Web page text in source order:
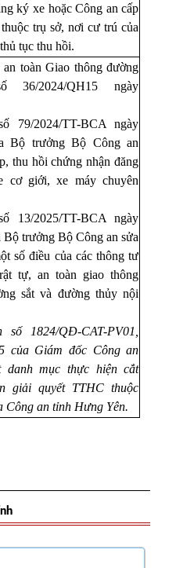
ký xe hoặc Công an cấp
trụ sở, nơi cư trú của
tục thu hồi.
toàn Giao thông đường
2024/QH15 ngày
79/2024/TT-BCA ngày
Bộ trưởng Bộ Công an
thu hồi chứng nhận đăng
cơ giới, xe máy chuyên
13/2025/TT-BCA ngày
Bộ trưởng Bộ Công an sửa
số điều của các thông tư
tự, an toàn giao thông
sắt và đường thủy nội
1824/QĐ-CAT-PV01,
của Giám đốc Công an
danh mục thực hiện cắt
giải quyết TTHC thuộc
Công an tỉnh Hưng Yên.